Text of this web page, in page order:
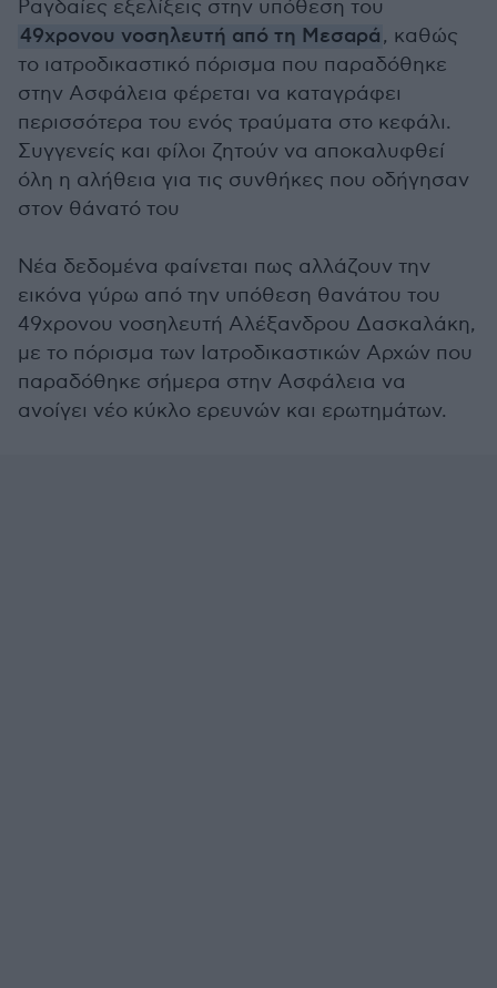
Ραγδαίες εξελίξεις στην υπόθεση του
49χρονου νοσηλευτή από τη Μεσαρά, καθώς
το ιατροδικαστικό πόρισμα που παραδόθηκε
στην Ασφάλεια φέρεται να καταγράφει
περισσότερα του ενός τραύματα στο κεφάλι.
Συγγενείς και φίλοι ζητούν να αποκαλυφθεί
όλη η αλήθεια για τις συνθήκες που οδήγησαν
στον θάνατό του
Νέα δεδομένα φαίνεται πως αλλάζουν την
εικόνα γύρω από την υπόθεση θανάτου του
49χρονου νοσηλευτή Αλέξανδρου Δασκαλάκη,
με το πόρισμα των Ιατροδικαστικών Αρχών που
παραδόθηκε σήμερα στην Ασφάλεια να
ανοίγει νέο κύκλο ερευνών και ερωτημάτων.